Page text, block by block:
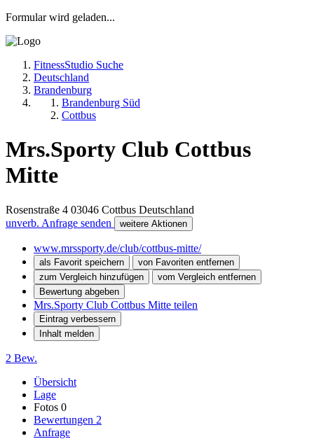
Formular wird geladen...
FitnessStudio Suche
Deutschland
Brandenburg
Brandenburg Süd
Cottbus
Mrs.Sporty Club Cottbus
Mitte
Rosenstraße 4 03046 Cottbus Deutschland
unverb. Anfrage senden
weitere Aktionen
www.mrssporty.de/club/cottbus-mitte/
als Favorit speichern
von Favoriten entfernen
zum Vergleich hinzufügen
vom Vergleich entfernen
Bewertung abgeben
Mrs.Sporty Club Cottbus Mitte teilen
Eintrag verbessern
Inhalt melden
2 Bew.
Übersicht
Lage
Fotos 0
Bewertungen 2
Anfrage